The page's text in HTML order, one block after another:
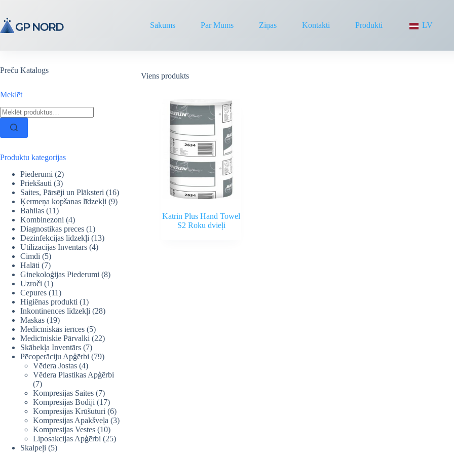
content
Sākums Par Mums Ziņas Kontakti Produkti LV
Viens produkts
Katrin Plus Hand Towel
S2 Roku dvieļi
Preču Katalogs
Meklēt
Search
for:
Produktu kategorijas
Piederumi (2)
Priekšauti (3)
Saites, Pārsēji un Plāksteri (16)
Ķermeņa kopšanas līdzekļi (9)
Bahilas (11)
Kombinezoni (4)
Diagnostikas preces (1)
Dezinfekcijas līdzekļi (13)
Utilizācijas Inventārs (4)
Cimdi (5)
Halāti (7)
Ginekoloģijas Piederumi (8)
Uzroči (1)
Cepures (11)
Higiēnas produkti (1)
Inkontinences līdzekļi (28)
Maskas (19)
Medicīniskās ierīces (5)
Medicīniskie Pārvalki (22)
Skābekļa Inventārs (7)
Pēcoperāciju Apģērbi (79)
Vēdera Jostas (4)
Vēdera Plastikas Apģērbi
(7)
Kompresijas Saites (7)
Kompresijas Bodiji (17)
Kompresijas Krūšuturi (6)
Kompresijas Apakšveļa (3)
Kompresijas Vestes (10)
Liposakcijas Apģērbi (25)
Skalpeļi (5)